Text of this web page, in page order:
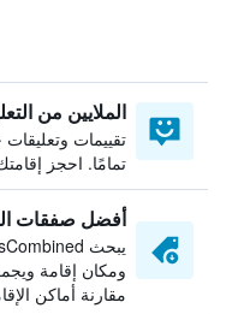
الملايين من
تقييمات وتعليقات
تمامًا. احجز
أفضل صفقات
ومكان إقامة
مقارنة أماكن